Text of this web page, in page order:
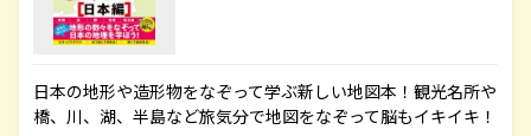
日本の地形や造形物をなぞって学ぶ新しい地図本！観光名所や
橋、川、湖、半島など旅気分で地図をなぞって脳もイキイキ！